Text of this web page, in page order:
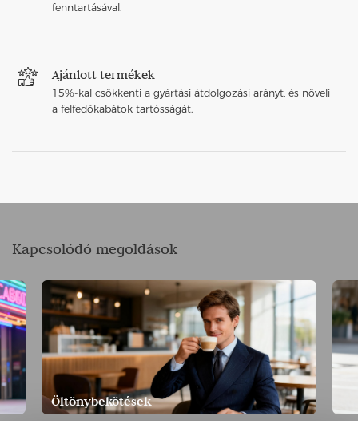
fenntartásával.
Ajánlott termékek
15%-kal csökkenti a gyártási átdolgozási arányt, és növeli
a felfedőkabátok tartósságát.
Kapcsolódó megoldások
Öltönybekötések